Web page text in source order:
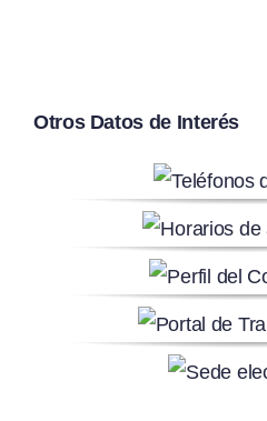
Otros Datos de Interés